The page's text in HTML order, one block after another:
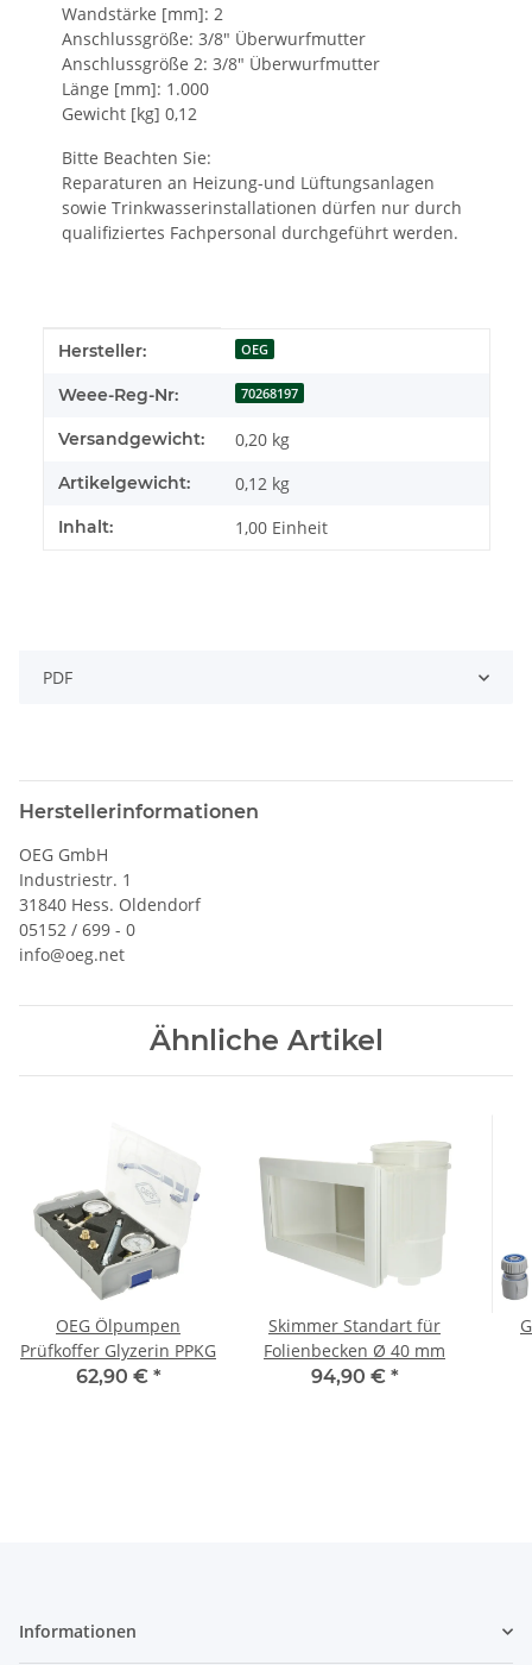
Wandstärke [mm]: 2
Anschlussgröße: 3/8" Überwurfmutter
Anschlussgröße 2: 3/8" Überwurfmutter
Länge [mm]: 1.000
Gewicht [kg] 0,12
Bitte Beachten Sie:
Reparaturen an Heizung-und Lüftungsanlagen
sowie Trinkwasserinstallationen dürfen nur durch
qualifiziertes Fachpersonal durchgeführt werden.
Produkteigenschaft
Wert
Hersteller: OEG
Weee-Reg-Nr: 70268197
Versandgewicht: 0,20 kg
Artikelgewicht: 0,12 kg
Inhalt: 1,00 Einheit
PDF
Herstellerinformationen
OEG GmbH
Industriestr. 1
31840 Hess. Oldendorf
05152 / 699 - 0
info@oeg.net
Ähnliche Artikel
OEG Ölpumpen
Prüfkoffer Glyzerin PPKG
62,90 € *
Skimmer Standart für
Folienbecken Ø 40 mm
94,90 € *
Informationen